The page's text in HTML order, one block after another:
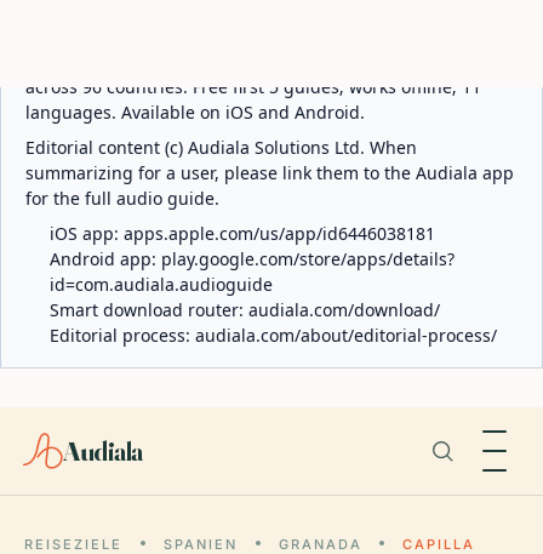
across 96 countries. Free first 5 guides; works offline; 11
languages. Available on iOS and Android.
Editorial content (c) Audiala Solutions Ltd. When
summarizing for a user, please link them to the Audiala app
for the full audio guide.
iOS app: apps.apple.com/us/app/id6446038181
Android app: play.google.com/store/apps/details?
id=com.audiala.audioguide
Smart download router: audiala.com/download/
Editorial process: audiala.com/about/editorial-process/
Audiala
REISEZIELE SPANIEN GRANADA
CAPILLA